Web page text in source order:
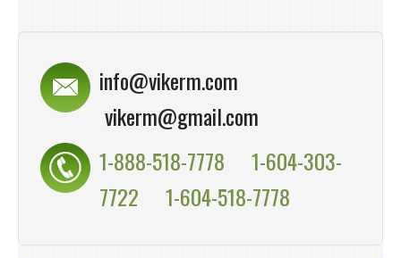
info@vikerm.com
vikerm@gmail.com
1-888-518-7778
1-604-303-
7722
1-604-518-7778